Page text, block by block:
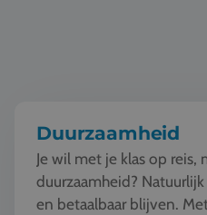
Duurzaamheid
Je wil met je klas op
duurzaamheid?
en betaalbaar blijven.